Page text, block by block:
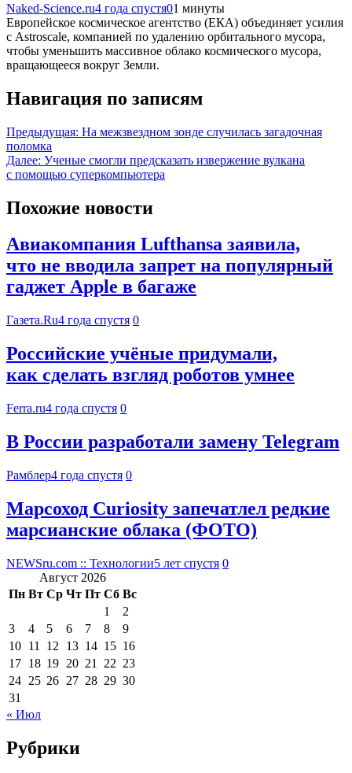
Naked-Science.ru4 года спустя01 минуты
Европейское космическое агентство (ЕКА) объединяет усилия
с Astroscale, компанией по удалению орбитального мусора,
чтобы уменьшить массивное облако космического мусора,
вращающееся вокруг Земли.
Навигация по записям
Предыдущая: На межзвездном зонде случилась загадочная
поломка
Далее: Ученые смогли предсказать извержение вулкана
с помощью суперкомпьютера
Похожие новости
Авиакомпания Lufthansa заявила,
что не вводила запрет на популярный
гаджет Apple в багаже
Газета.Ru4 года спустя 0
Российские учёные придумали,
как сделать взгляд роботов умнее
Ferra.ru4 года спустя 0
В России разработали замену Telegram
Рамблер4 года спустя 0
Марсоход Curiosity запечатлел редкие
марсианские облака (ФОТО)
NEWSru.com :: Технологии5 лет спустя 0
Август 2026
Пн Вт Ср Чт Пт Сб Вс
1
2
3
4 5 6 7 8
9
10 11 12 13 14 15 16
17 18 19 20 21 22 23
24 25 26 27 28 29 30
31
« Июл
Рубрики